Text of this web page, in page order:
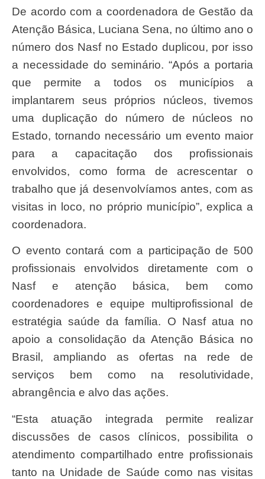
De acordo com a coordenadora de Gestão da
Atenção Básica, Luciana Sena, no último ano o
número dos Nasf no Estado duplicou, por isso
a necessidade do seminário. “Após a portaria
que permite a todos os municípios a
implantarem seus próprios núcleos, tivemos
uma duplicação do número de núcleos no
Estado, tornando necessário um evento maior
para a capacitação dos profissionais
envolvidos, como forma de acrescentar o
trabalho que já desenvolvíamos antes, com as
visitas in loco, no próprio município”, explica a
coordenadora.
O evento contará com a participação de 500
profissionais envolvidos diretamente com o
Nasf e atenção básica, bem como
coordenadores e equipe multiprofissional de
estratégia saúde da família. O Nasf atua no
apoio a consolidação da Atenção Básica no
Brasil, ampliando as ofertas na rede de
serviços bem como na resolutividade,
abrangência e alvo das ações.
“Esta atuação integrada permite realizar
discussões de casos clínicos, possibilita o
atendimento compartilhado entre profissionais
tanto na Unidade de Saúde como nas visitas